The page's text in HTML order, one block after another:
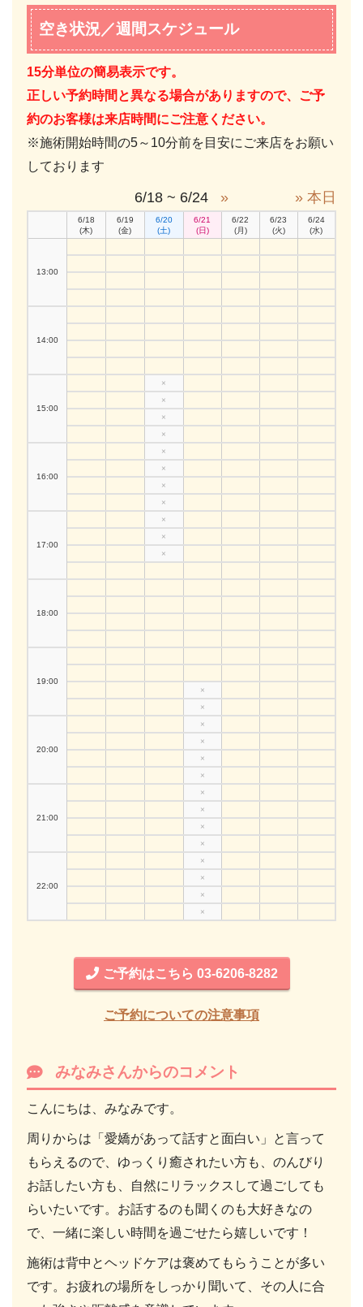
空き状況／週間スケジュール
15分単位の簡易表示です。
正しい予約時間と異なる場合がありますので、ご予
約のお客様は来店時間にご注意ください。
※施術開始時間の5～10分前を目安にご来店をお願い
しております
6/18 ~ 6/24 » » 本日
6/18
(木)
6/19
(金)
6/20
(土)
6/21
(日)
6/22
(月)
6/23
(火)
6/24
(水)
13:00
14:00
15:00
×
×
×
×
16:00
×
×
×
×
17:00
×
×
×
18:00
19:00
×
×
20:00
×
×
×
×
21:00
×
×
×
×
22:00
×
×
×
×
ご予約はこちら 03-6206-8282
ご予約についての注意事項
みなみさんからのコメント
こんにちは、みなみです。
周りからは「愛嬌があって話すと面白い」と言って
もらえるので、ゆっくり癒されたい方も、のんびり
お話したい方も、自然にリラックスして過ごしても
らいたいです。お話するのも聞くのも大好きなの
で、一緒に楽しい時間を過ごせたら嬉しいです！
施術は背中とヘッドケアは褒めてもらうことが多い
です。お疲れの場所をしっかり聞いて、その人に合